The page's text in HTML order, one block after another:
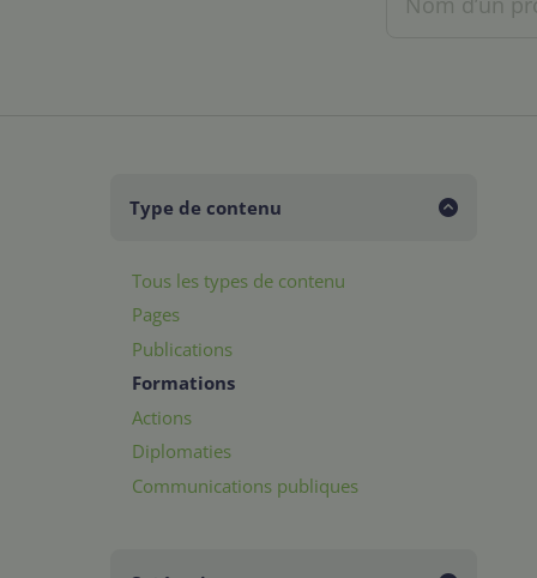
Type de contenu
Tous les types de contenu
Pages
Publications
Formations
Actions
Diplomaties
Communications publiques